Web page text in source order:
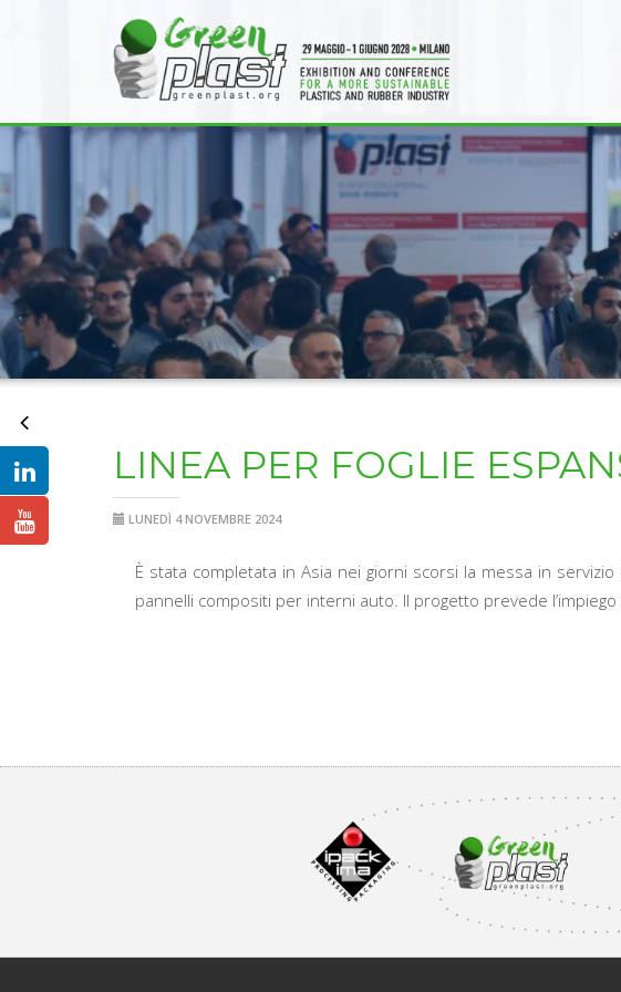
LINEA PER FOGLIE
LUNEDÌ 4 NOVEMBRE 2024
È stata completata in Asia nei giorni scorsi la messa in
pannelli compositi per interni auto. Il progetto prevede